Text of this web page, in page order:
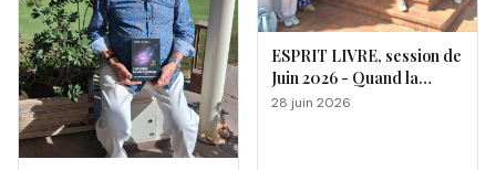
ESPRIT LIVRE, session de
Juin 2026 - Quand la
magie opère !
28 juin 2026